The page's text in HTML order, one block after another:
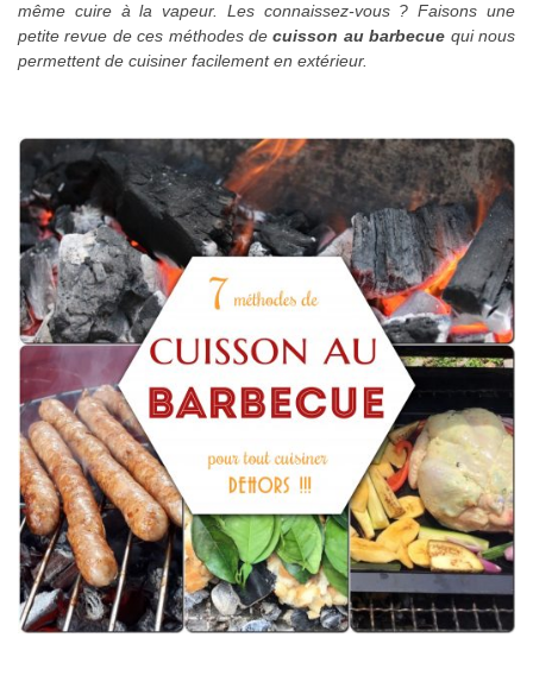
même cuire à la vapeur. Les connaissez-vous ? Faisons une
petite revue de ces méthodes decuisson au barbecue qui nous
permettent de cuisiner facilement en extérieur.